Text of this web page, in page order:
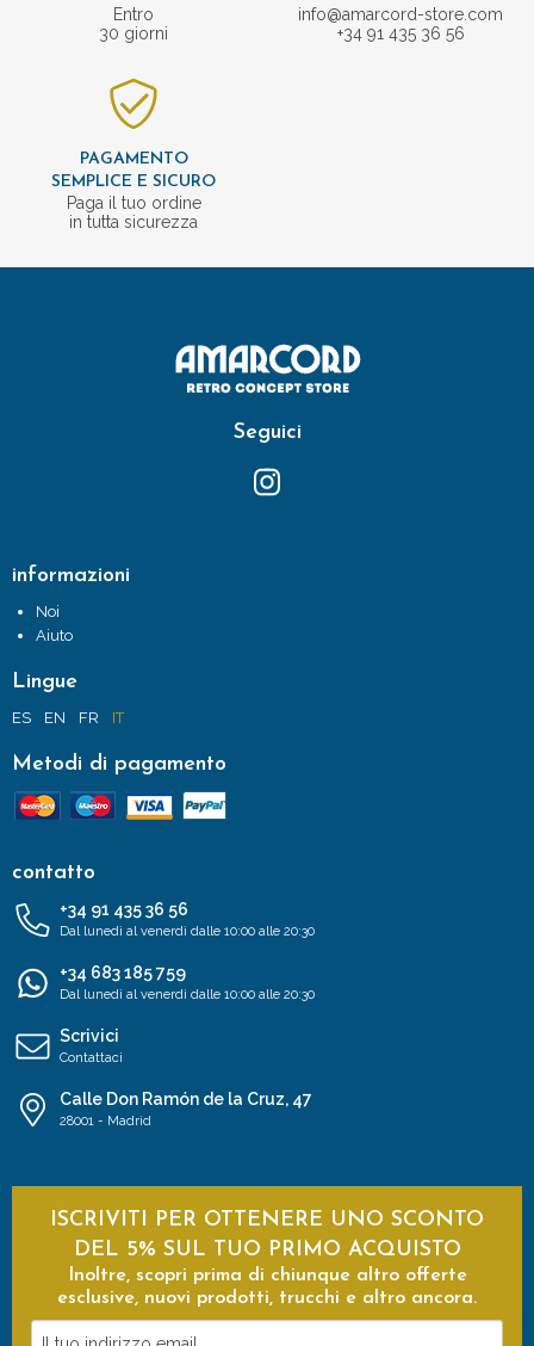
Entro
30 giorni
info@amarcord-store.com
+34 91 435 36 56
PAGAMENTO
SEMPLICE E SICURO
Paga il tuo ordine
in tutta sicurezza
Seguici
informazioni
Noi
Aiuto
Lingue
ES EN FR IT
Metodi di pagamento
contatto
+34 91 435 36 56
Dal lunedì al venerdì dalle 10:00 alle 20:30
+34 683 185 759
Dal lunedì al venerdì dalle 10:00 alle 20:30
Scrivici
Contattaci
Calle Don Ramón de la Cruz, 47
28001 - Madrid
ISCRIVITI PER OTTENERE UNO SCONTO
DEL 5% SUL TUO PRIMO ACQUISTO
Inoltre, scopri prima di chiunque altro offerte
esclusive, nuovi prodotti, trucchi e altro ancora.